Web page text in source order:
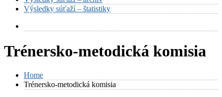
Výsledky súťaží – štatistiky
Trénersko-metodická komisia
Home
Trénersko-metodická komisia